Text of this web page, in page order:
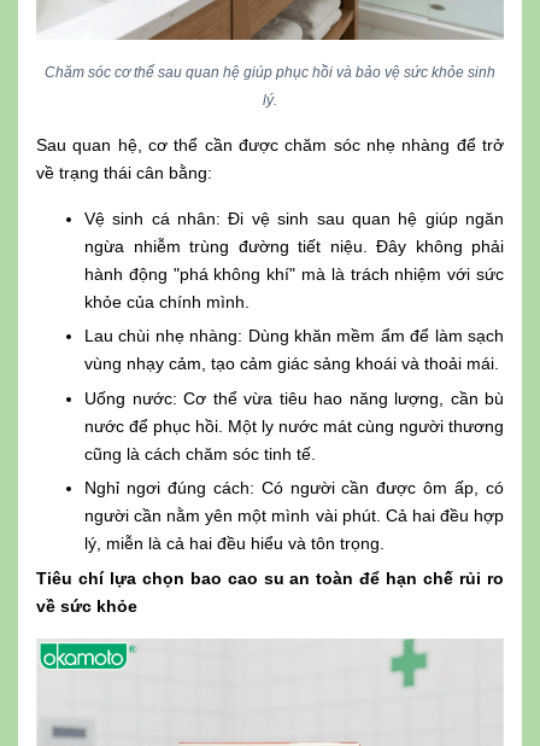
Chăm sóc cơ thể sau quan hệ giúp phục hồi và bảo vệ sức khỏe sinh
lý.
Sau quan hệ, cơ thể cần được chăm sóc nhẹ nhàng để trở
về trạng thái cân bằng:
Vệ sinh cá nhân: Đi vệ sinh sau quan hệ giúp ngăn
ngừa nhiễm trùng đường tiết niệu. Đây không phải
hành động "phá không khí" mà là trách nhiệm với sức
khỏe của chính mình.
Lau chùi nhẹ nhàng: Dùng khăn mềm ẩm để làm sạch
vùng nhạy cảm, tạo cảm giác sảng khoái và thoải mái.
Uống nước: Cơ thể vừa tiêu hao năng lượng, cần bù
nước để phục hồi. Một ly nước mát cùng người thương
cũng là cách chăm sóc tinh tế.
Nghỉ ngơi đúng cách: Có người cần được ôm ấp, có
người cần nằm yên một mình vài phút. Cả hai đều hợp
lý, miễn là cả hai đều hiểu và tôn trọng.
Tiêu chí lựa chọn bao cao su an toàn để hạn chế rủi ro
về sức khỏe